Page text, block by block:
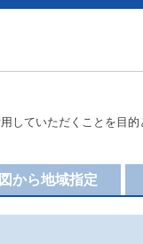
していただくことを目的
から地域指定